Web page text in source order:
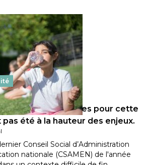
attendues pour cette
pas été à la hauteur des enjeux.
Conseil Social d’Administration
nationale (CSAMEN) de l'année